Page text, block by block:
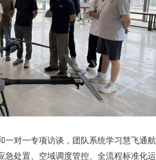
一对一专项访谈，团队系统学习慧飞通航
急处置、空域调度管控、全流程标准化运